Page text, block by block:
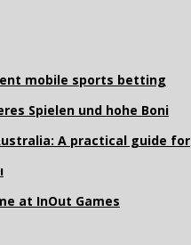
mobile sports betting
Spielen und hohe Boni
A practical guide for
at InOut Games